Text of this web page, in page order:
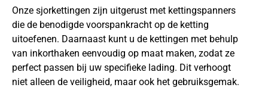
Onze sjorkettingen zijn uitgerust met kettingspanners
die de benodigde voorspankracht op de ketting
uitoefenen. Daarnaast kunt u de kettingen met behulp
van inkorthaken eenvoudig op maat maken, zodat ze
perfect passen bij uw specifieke lading. Dit verhoogt
niet alleen de veiligheid, maar ook het gebruiksgemak.